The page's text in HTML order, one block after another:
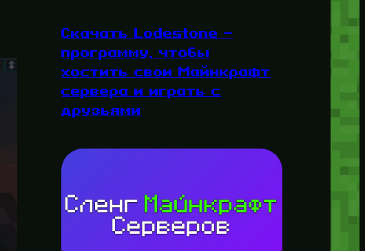
Скачать Lodestone —
программу, чтобы
хостить свои Майнкрафт
сервера и играть с
друзьями